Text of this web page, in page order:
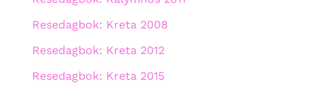
Resedagbok: Kreta 2008
Resedagbok: Kreta 2012
Resedagbok: Kreta 2015